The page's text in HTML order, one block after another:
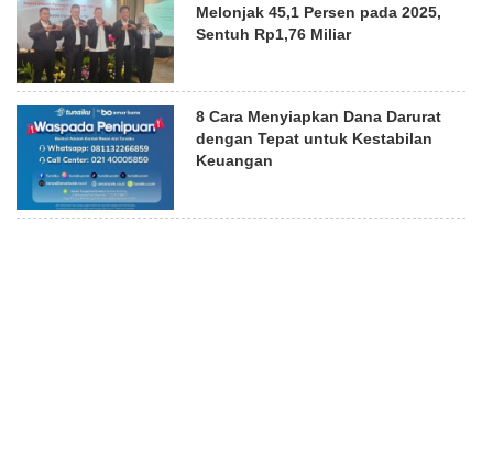
Melonjak 45,1 Persen pada 2025,
Sentuh Rp1,76 Miliar
8 Cara Menyiapkan Dana Darurat
dengan Tepat untuk Kestabilan
Keuangan